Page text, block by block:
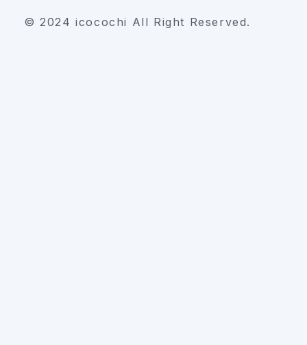
© 2024 icocochi All Right Reserved.